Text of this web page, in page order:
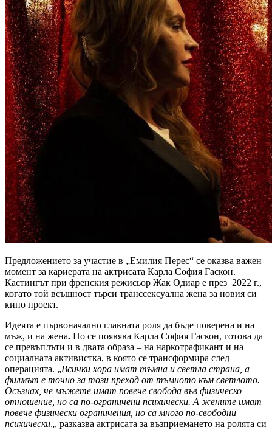
Предложението за участие в „Емилия Перес“ се оказва важен
момент за кариерата на актрисата Карла София Гаскон.
Кастингът при френския режисьор Жак Одиар е през 2022 г.,
когато той всъщност търси транссексуална жена за новия си
кино проект.
Идеята е първоначално главната роля да бъде поверена и на
мъж, и на жена. Но се появява Карла София Гаскон, готова да
се превъплъти и в двата образа – на наркотрафикант и на
социалната активистка, в която се трансформира след
операцията. „Всички хора имат тъмна и светла страна, а
филмът е точно за този преход от тъмното към светлото.
Осъзнах, че мъжете имат повече свобода във физическо
отношение, но са по-ограничени психически. А жените имат
повече физически ограничения, но са много по-свободни
психически„, разказва актрисата за възприемането на ролята си